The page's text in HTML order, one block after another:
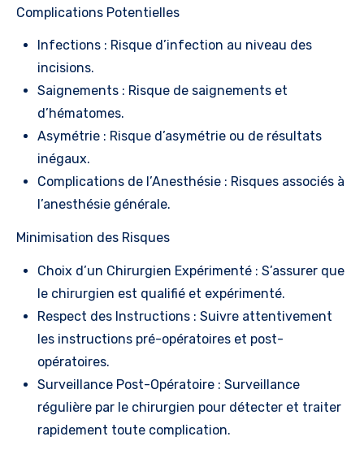
Complications Potentielles
Infections : Risque d’infection au niveau des
incisions.
Saignements : Risque de saignements et
d’hématomes.
Asymétrie : Risque d’asymétrie ou de résultats
inégaux.
Complications de l’Anesthésie : Risques associés à
l’anesthésie générale.
Minimisation des Risques
Choix d’un Chirurgien Expérimenté : S’assurer que
le chirurgien est qualifié et expérimenté.
Respect des Instructions : Suivre attentivement
les instructions pré-opératoires et post-
opératoires.
Surveillance Post-Opératoire : Surveillance
régulière par le chirurgien pour détecter et traiter
rapidement toute complication.